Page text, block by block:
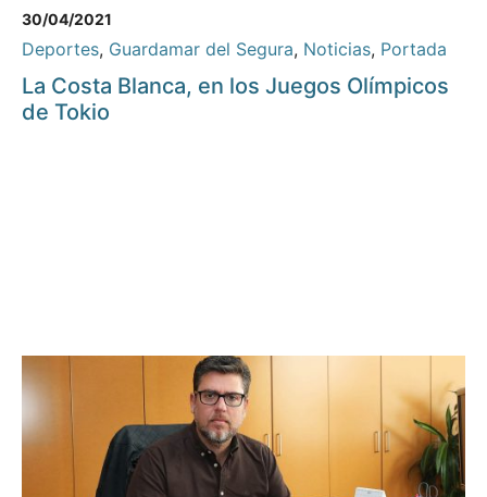
30/04/2021
Deportes, Guardamar del Segura, Noticias, Portada
La Costa Blanca, en los Juegos Olímpicos
de Tokio